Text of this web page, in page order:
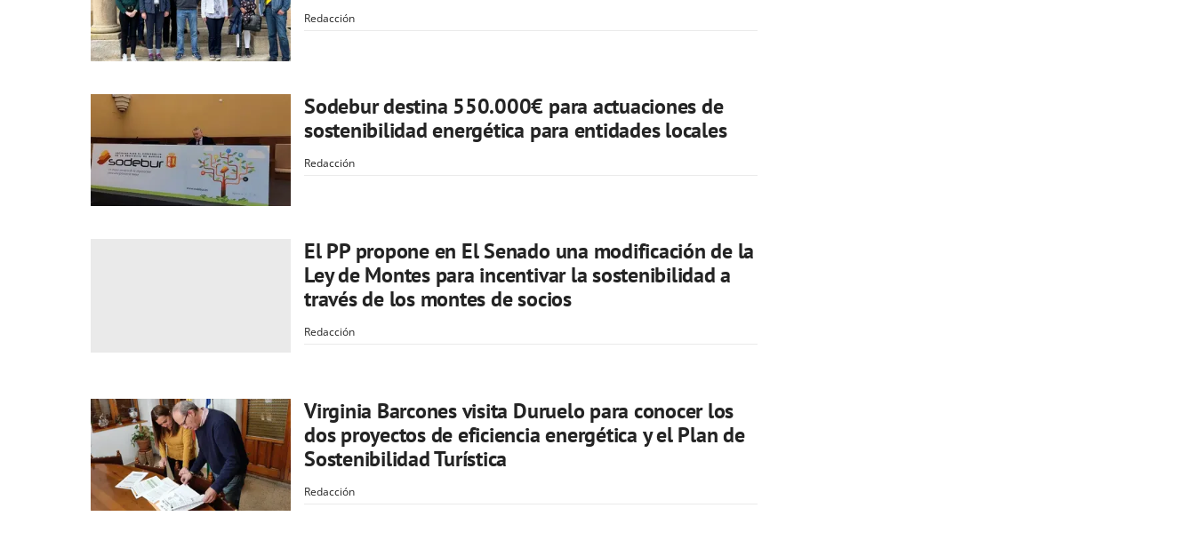
Redacción
Sodebur destina 550.000€ para actuaciones de
sostenibilidad energética para entidades locales
Redacción
El PP propone en El Senado una modificación de la
Ley de Montes para incentivar la sostenibilidad a
través de los montes de socios
Redacción
Virginia Barcones visita Duruelo para conocer los
dos proyectos de eficiencia energética y el Plan de
Sostenibilidad Turística
Redacción